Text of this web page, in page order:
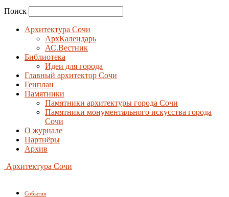
Поиск
Архитектура Сочи
АрхКалендарь
АС.Вестник
Библиотека
Идеи для города
Главный архитектор Сочи
Генплан
Памятники
Памятники архитектуры города Сочи
Памятники монументального искусства города
Сочи
О журнале
Партнёры
Архив
Архитектура Сочи
События